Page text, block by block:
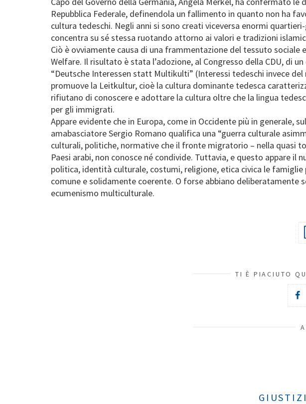
Repubblica Federale, definendola un fallimento in quanto non ha
cultura tedeschi. Negli anni si sono creati viceversa enormi
concentra su sé stessa ruotando attorno ai valori e tradizioni
Ciò è ovviamente causa di una frammentazione del tessuto
Welfare. Il risultato è stata l’adozione, al Congresso della CDU,
“Deutsche Interessen statt Multikulti” (Interessi tedeschi invece
promuove la Leitkultur, cioè la cultura dominante tedesca
rifiutano di conoscere e adottare la cultura oltre che la lingua
per gli immigrati.
Appare evidente che in Europa, come in Occidente più in
amabasciatore Sergio Romano qualifica una “guerra culturale
culturali, politiche, normative che il fronte migratorio – nella quasi
Paesi arabi, non conosce né condivide. Tuttavia, e questo appare
politica, identità culturale, costumi, religione, etica civica le
comune e solidamente coerente. O forse abbiano
ecumenismo multiculturale.
TI È PIACIUTO